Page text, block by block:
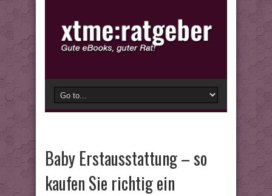
Baby Erstausstattung – so
kaufen Sie richtig ein